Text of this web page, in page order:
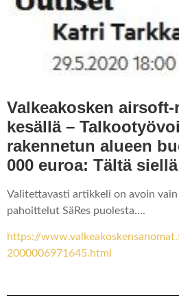
Valkeakosken airsoft-
kesällä –
rakennetun alueen
000 euroa: Tältä
Valitettavasti artikkeli on avoin
pahoittelut SäRes puolesta….
https://
2000006971645.html